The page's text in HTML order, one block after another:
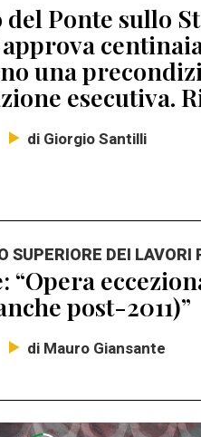
del Ponte sullo
una
esecutiva.
di Giorgio Santilli
SUPERIORE DEI LAVORI
“Opera
post-2011)”
di Mauro Giansante